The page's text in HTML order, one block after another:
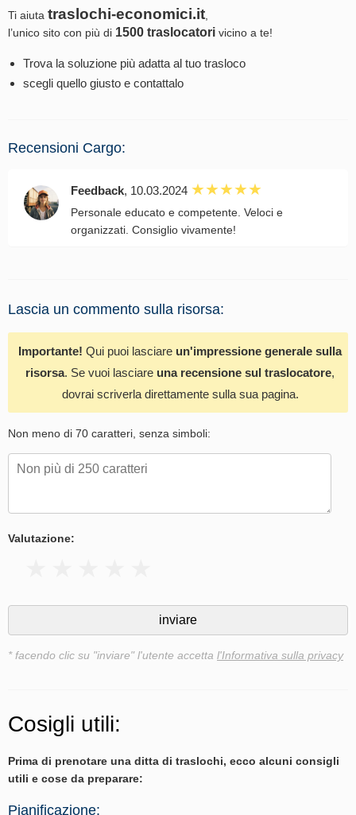
Ti aiuta traslochi-economici.it
l’unico sito con più di 1500 traslocatori vicino a te!
Trova la soluzione più adatta al tuo trasloco
scegli quello giusto e contattalo
Recensioni Cargo:
Feedback, 10.03.2024
Personale educato e competente. Veloci e
organizzati. Consiglio vivamente!
Lascia un commento sulla risorsa:
Importante! Qui puoi lasciare un'impressione generale sulla
risorsa. Se vuoi lasciare una recensione sul traslocatore,
dovrai scriverla direttamente sulla sua pagina.
Non meno di 70 caratteri, senza simboli:
Valutazione:
* facendo clic su "inviare" l'utente accetta l'Informativa sulla privacy
Cosigli utili:
Prima di prenotare una ditta di traslochi, ecco alcuni consigli
utili e cose da preparare:
Pianificazione: